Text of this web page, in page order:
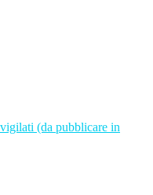
(da pubblicare in